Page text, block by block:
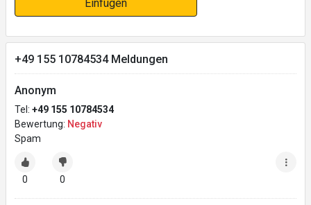
Einfügen
+49 155 10784534 Meldungen
Anonym
Tel: +49 155 10784534
Bewertung: Negativ
Spam
0 0